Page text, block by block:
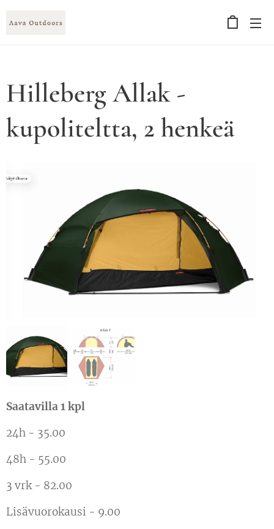
Hilleberg Allak -
kupoliteltta, 2 henkeä
Saatavilla 1 kpl
24h - 35.00
48h - 55.00
3 vrk - 82.00
Lisävuorokausi - 9.00